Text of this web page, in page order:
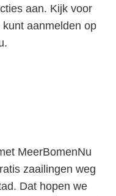
aan. Kijk voor
aanmelden op
MeerBomenNu
zaailingen weg
Dat hopen we